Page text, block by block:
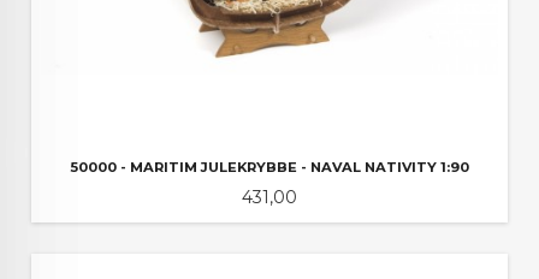
50000 - MARITIM JULEKRYBBE - NAVAL NATIVITY 1:90
Pris
431,00